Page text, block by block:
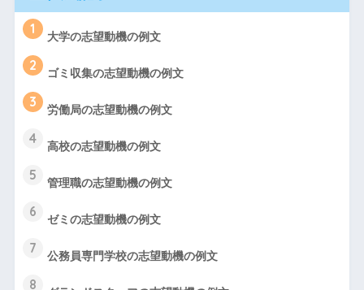
1 大学の志望動機の例文
2 ゴミ収集の志望動機の例文
3 労働局の志望動機の例文
4 高校の志望動機の例文
5 管理職の志望動機の例文
6 ゼミの志望動機の例文
7 公務員専門学校の志望動機の例文
8